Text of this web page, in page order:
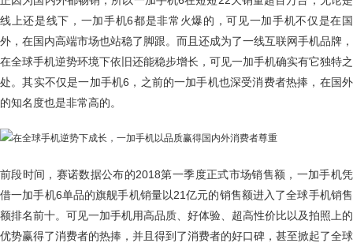
线上还是线下，一加手机6都是非常火爆的，可见一加手机不仅是在国
外，在国内高端市场也站稳了脚跟。而且还成为了一线互联网手机品牌，
在全球手机逆势环境下依旧还能稳步增长，可见一加手机确实有它独特之
处。其实不仅是一加手机6，之前的一加手机也深受消费者热捧，在国外
的知名度也是非常高的。
前段时间，赛诺数据公布的2018第一季度正式市场销售额，一加手机凭
借一加手机6单品的旗舰手机销量以21亿元的销售额进入了全球手机销售
额排名前十。可见一加手机用高品质、好体验、超高性价比以及拍照上的
优势赢得了消费者的热捧，并且得到了消费者的好口碑，甚至掀起了全球